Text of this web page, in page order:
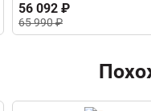
56 092 ₽
65 990 ₽